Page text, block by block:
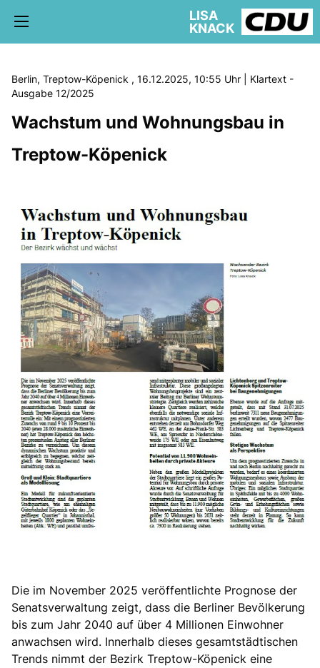
5. WAHLKREIS TREPTOW-KÖPENICK
AKTUELLE KIEZ NEWS
schriftliche Anfragen
AUSSCHÜSSE
LISA
KNACK
Berlin, Treptow-Köpenick , 16.12.2025, 10:55 Uhr | Klartext -
Ausgabe 12/2025
Wachstum und Wohnungsbau in
Treptow-Köpenick
Die im November 2025 veröffentlichte Prognose der
Senatsverwaltung zeigt, dass die Berliner Bevölkerung
bis zum Jahr 2040 auf über 4 Millionen Einwohner
anwachsen wird. Innerhalb dieses gesamtstädtischen
Trends nimmt der Bezirk Treptow-Köpenick eine